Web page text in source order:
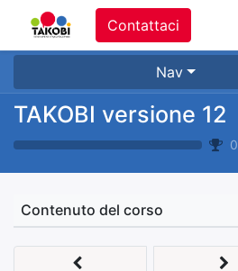
Contattaci
Nav
TAKOBI versione 12
0
Contenuto del corso